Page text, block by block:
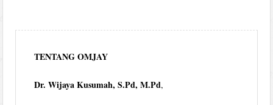
TENTANG OMJAY
Dr. Wijaya Kusumah, S.Pd, M.Pd,